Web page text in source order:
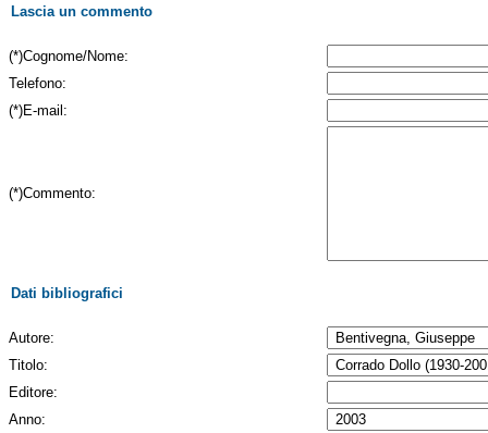
Lascia un commento
(*)Cognome/Nome:
Telefono:
(*)E-mail:
(*)Commento:
Dati bibliografici
Autore:
Titolo:
Editore:
Anno: